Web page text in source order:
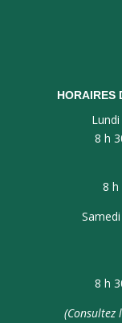
HORAIRES
8 h
8 h
8 h
(Consultez